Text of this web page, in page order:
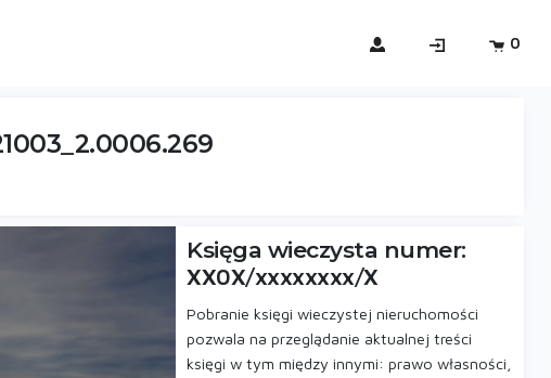
0
Księga wieczysta numer:
XX0X/xxxxxxxx/X
Pobranie księgi wieczystej nieruchomości
pozwala na przeglądanie aktualnej treści
księgi w tym między innymi: prawo własności,